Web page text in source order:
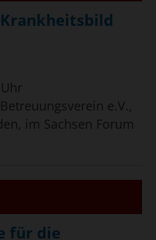
e.V.,
im Sachsen Forum
für die